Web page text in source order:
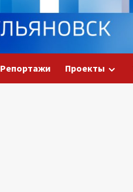
Репортажи Проекты